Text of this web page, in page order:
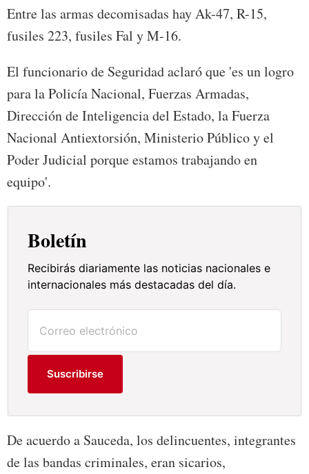
Entre las armas decomisadas hay Ak-47, R-15,
fusiles 223, fusiles Fal y M-16.
El funcionario de Seguridad aclaró que 'es un logro
para la Policía Nacional, Fuerzas Armadas,
Dirección de Inteligencia del Estado, la Fuerza
Nacional Antiextorsión, Ministerio Público y el
Poder Judicial porque estamos trabajando en
equipo'.
Boletín
Recibirás diariamente las noticias nacionales e
internacionales más destacadas del día.
Suscribirse
De acuerdo a Sauceda, los delincuentes, integrantes
de las bandas criminales, eran sicarios,